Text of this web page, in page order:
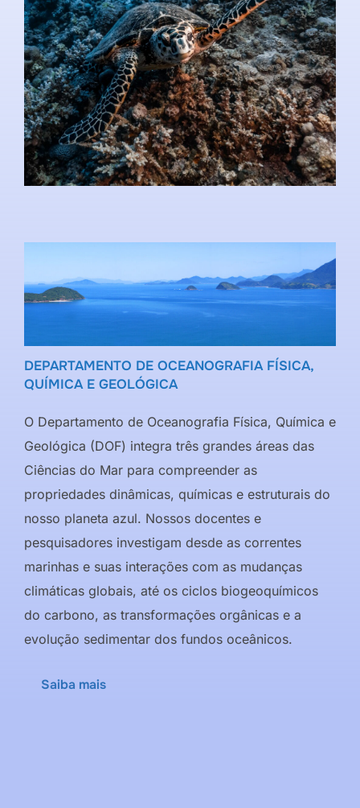
DEPARTAMENTO DE OCEANOGRAFIA FÍSICA,
QUÍMICA E GEOLÓGICA
O Departamento de Oceanografia Física, Química e
Geológica (DOF) integra três grandes áreas das
Ciências do Mar para compreender as
propriedades dinâmicas, químicas e estruturais do
nosso planeta azul. Nossos docentes e
pesquisadores investigam desde as correntes
marinhas e suas interações com as mudanças
climáticas globais, até os ciclos biogeoquímicos
do carbono, as transformações orgânicas e a
evolução sedimentar dos fundos oceânicos.
Saiba mais